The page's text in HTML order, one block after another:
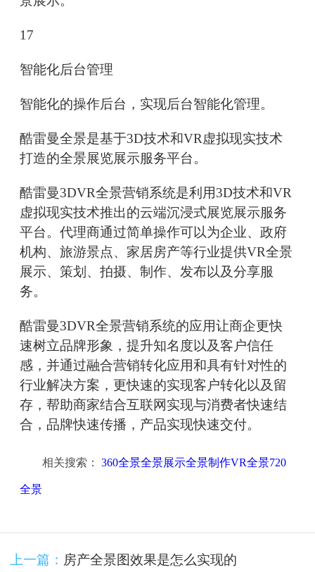
17
智能化后台管理
智能化的操作后台，实现后台智能化管理。
酷雷曼全景是基于3D技术和VR虚拟现实技术
打造的全景展览展示服务平台。
酷雷曼3DVR全景营销系统是利用3D技术和VR
虚拟现实技术推出的云端沉浸式展览展示服务
平台。代理商通过简单操作可以为企业、政府
机构、旅游景点、家居房产等行业提供VR全景
展示、策划、拍摄、制作、发布以及分享服
务。
酷雷曼3DVR全景营销系统的应用让商企更快
速树立品牌形象，提升知名度以及客户信任
感，并通过融合营销转化应用和具有针对性的
行业解决方案，更快速的实现客户转化以及留
存，帮助商家结合互联网实现与消费者快速结
合，品牌快速传播，产品实现快速交付。
相关搜索： 360全景全景展示全景制作VR全景720
全景
上一篇： 房产全景图效果是怎么实现的